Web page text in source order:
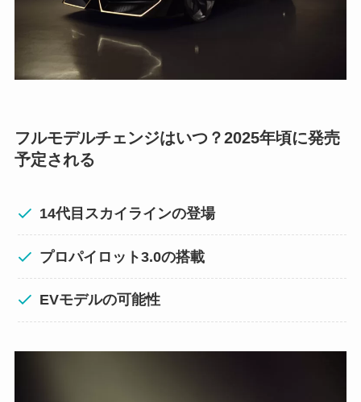
フルモデルチェンジはいつ？2025年頃に発売
予定される
14代目スカイラインの登場
プロパイロット3.0の搭載
EVモデルの可能性